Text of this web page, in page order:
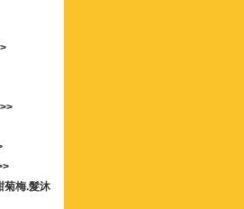
菊梅.髮沐